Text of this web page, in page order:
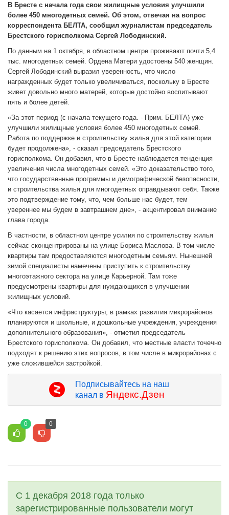
В Бресте с начала года свои жилищные условия улучшили
более 450 многодетных семей. Об этом, отвечая на вопрос
корреспондента БЕЛТА, сообщил журналистам председатель
Брестского горисполкома Сергей Лободинский.
По данным на 1 октября, в областном центре проживают почти 5,4
тыс. многодетных семей. Ордена Матери удостоены 540 женщин.
Сергей Лободинский выразил уверенность, что число
награжденных будет только увеличиваться, поскольку в Бресте
живет довольно много матерей, которые достойно воспитывают
пять и более детей.
«За этот период (с начала текущего года. - Прим. БЕЛТА) уже
улучшили жилищные условия более 450 многодетных семей.
Работа по поддержке и строительству жилья для этой категории
будет продолжена», - сказал председатель Брестского
горисполкома. Он добавил, что в Бресте наблюдается тенденция
увеличения числа многодетных семей. «Это доказательство того,
что государственные программы и демографической безопасности,
и строительства жилья для многодетных оправдывают себя. Также
это подтверждение тому, что, чем больше нас будет, тем
увереннее мы будем в завтрашнем дне», - акцентировал внимание
глава города.
В частности, в областном центре усилия по строительству жилья
сейчас сконцентрированы на улице Бориса Маслова. В том числе
квартиры там предоставляются многодетным семьям. Нынешней
зимой специалисты намечены приступить к строительству
многоэтажного сектора на улице Карьерной. Там тоже
предусмотрены квартиры для нуждающихся в улучшении
жилищных условий.
«Что касается инфраструктуры, в рамках развития микрорайонов
планируются и школьные, и дошкольные учреждения, учреждения
дополнительного образования», - отметил председатель
Брестского горисполкома. Он добавил, что местные власти точечно
подходят к решению этих вопросов, в том числе в микрорайонах с
уже сложившейся застройкой.
Подписывайтесь на наш
канал в Яндекс.Дзен
0 0
С 1 декабря 2018 года только
зарегистрированные пользователи могут